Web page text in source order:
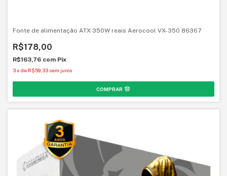
Fonte de alimentação ATX 350W reais Aerocool VX-350 86367
R$178,00
R$163,76 com Pix
3x de R$59,33 sem juros